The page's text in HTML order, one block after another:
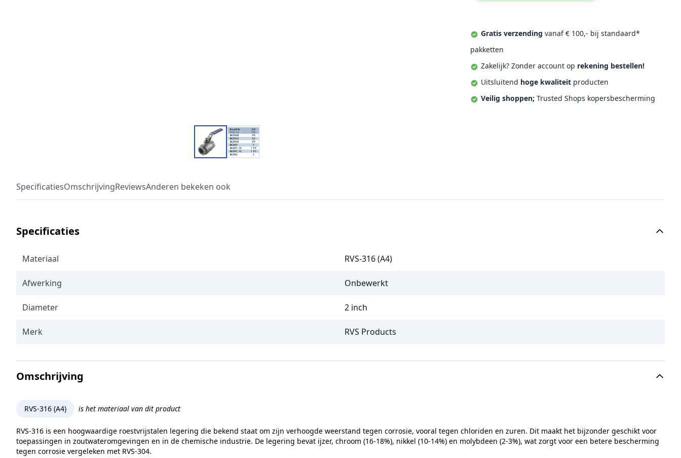
Gratis verzending vanaf € 100,- bij standaard*
pakketten
Zakelijk? Zonder account op rekening bestellen!
Uitsluitend hoge kwaliteit producten
Veilig shoppen; Trusted Shops kopersbescherming
SpecificatiesOmschrijvingReviewsAnderen bekeken ook
Specificaties
Materiaal RVS-316 (A4)
Afwerking Onbewerkt
Diameter 2 inch
Merk RVS Products
Omschrijving
RVS-316 (A4) is het materiaal van dit product
RVS-316 is een hoogwaardige roestvrijstalen legering die bekend staat om zijn verhoogde weerstand tegen corrosie, vooral tegen chloriden en zuren. Dit maakt het bijzonder geschikt voor
toepassingen in zoutwateromgevingen en in de chemische industrie. De legering bevat ijzer, chroom (16-18%), nikkel (10-14%) en molybdeen (2-3%), wat zorgt voor een betere bescherming
tegen corrosie vergeleken met RVS-304.